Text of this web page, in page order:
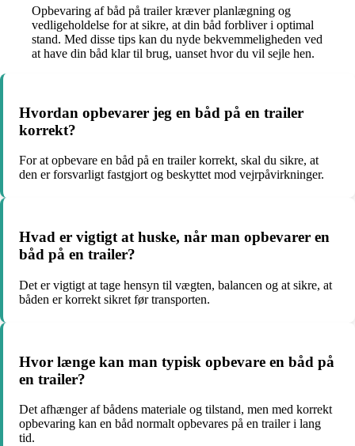
Opbevaring af båd på trailer kræver planlægning og
vedligeholdelse for at sikre, at din båd forbliver i optimal
stand. Med disse tips kan du nyde bekvemmeligheden ved
at have din båd klar til brug, uanset hvor du vil sejle hen.
Hvordan opbevarer jeg en båd på en trailer
korrekt?
For at opbevare en båd på en trailer korrekt, skal du sikre, at
den er forsvarligt fastgjort og beskyttet mod vejrpåvirkninger.
Hvad er vigtigt at huske, når man opbevarer en
båd på en trailer?
Det er vigtigt at tage hensyn til vægten, balancen og at sikre, at
båden er korrekt sikret før transporten.
Hvor længe kan man typisk opbevare en båd på
en trailer?
Det afhænger af bådens materiale og tilstand, men med korrekt
opbevaring kan en båd normalt opbevares på en trailer i lang
tid.